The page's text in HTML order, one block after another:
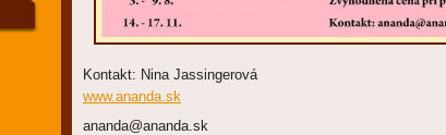
Kontakt: Nina Jassingerová
www.ananda.sk
ananda@ananda.sk